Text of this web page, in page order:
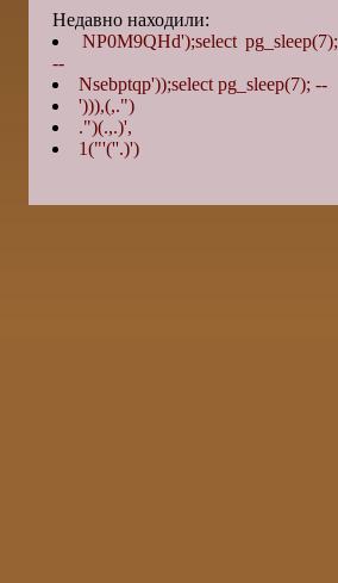
Недавно находили:
NP0M9QHd');select pg_sleep(7);
--
Nsebptqp'));select pg_sleep(7); --
'))),(,.")
.")(.,.)',
1("'(''.)')